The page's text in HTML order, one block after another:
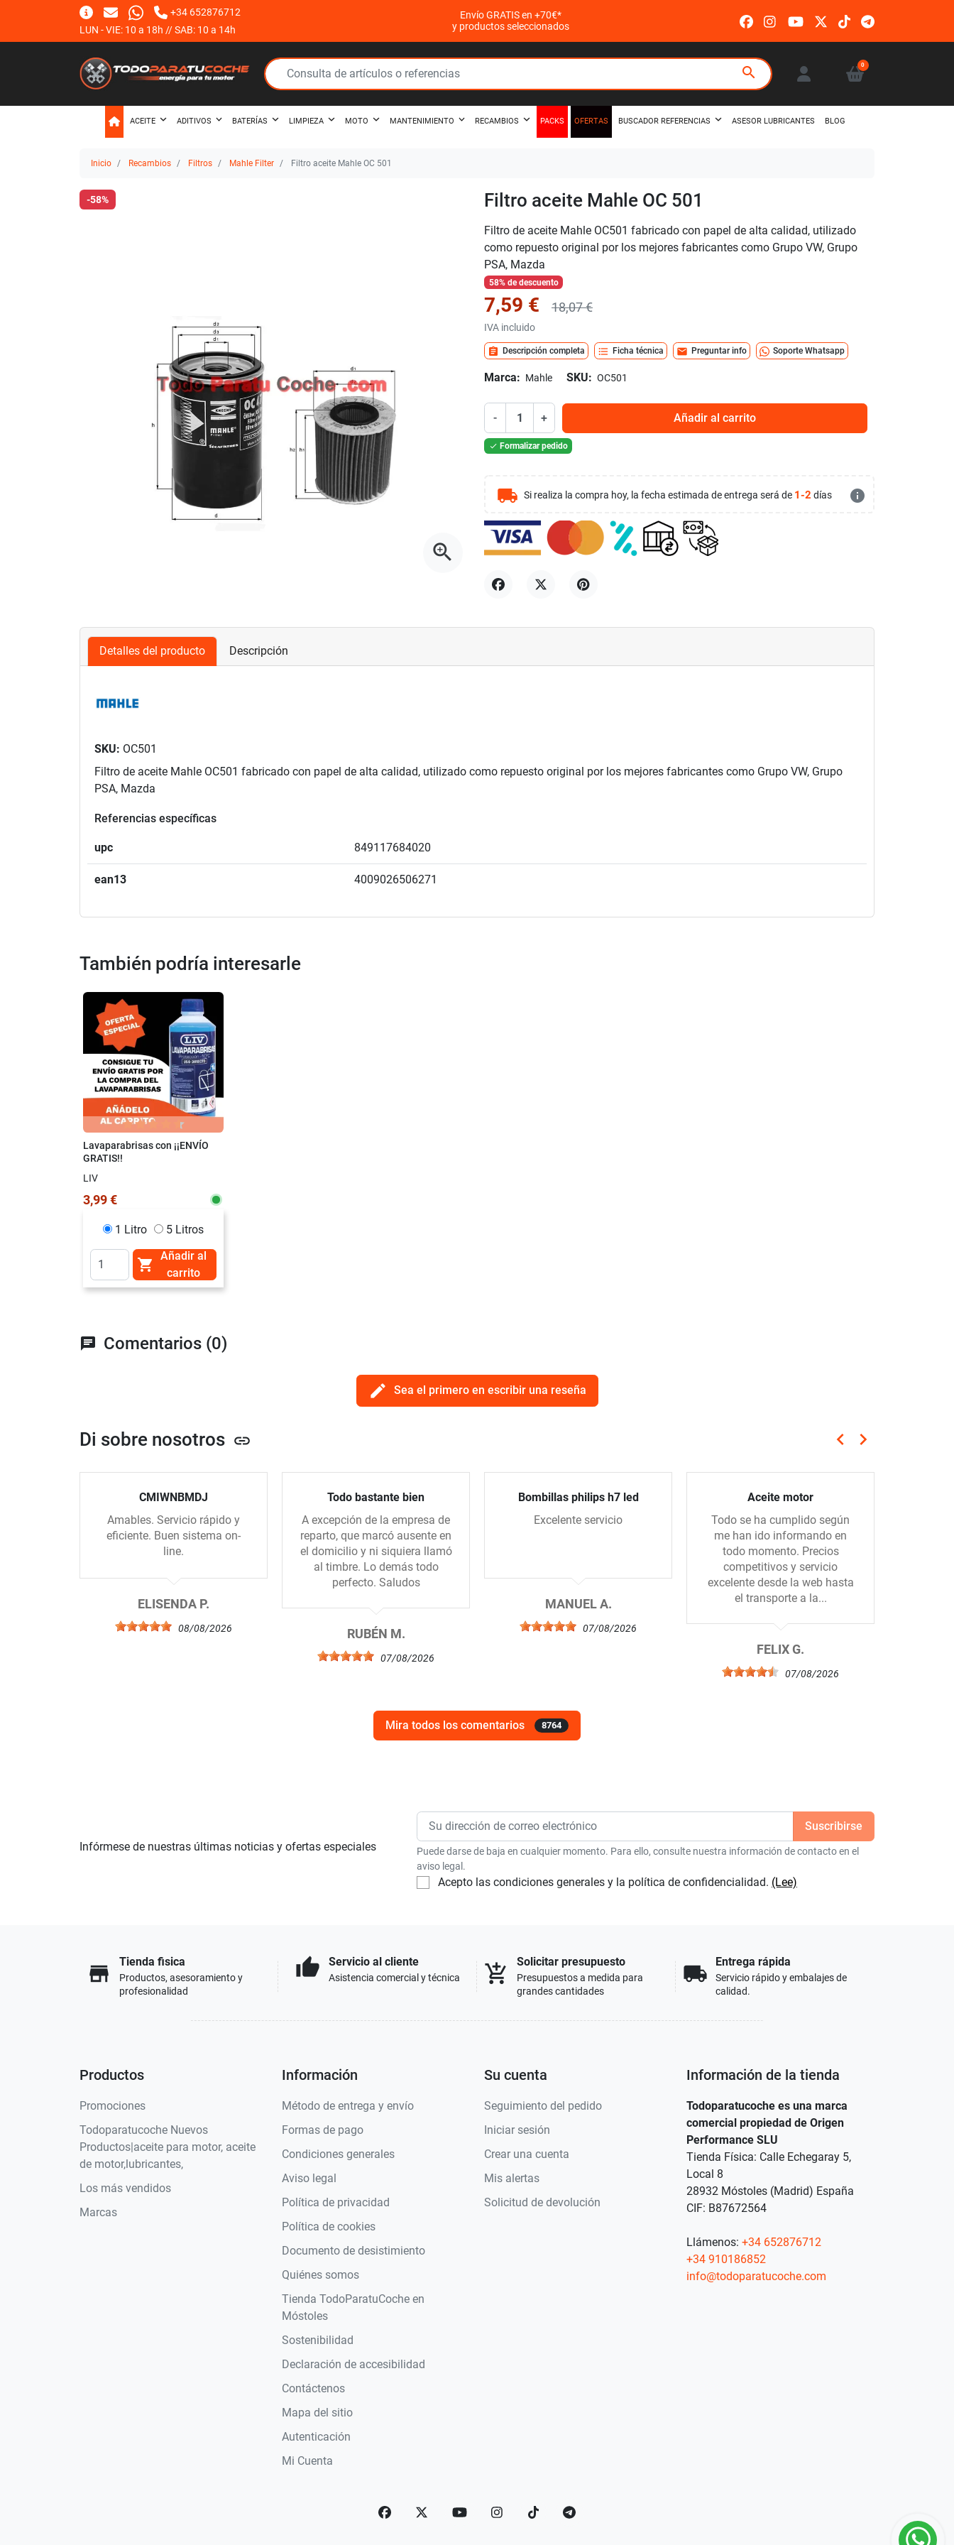
+34 652876712
LUN - VIE: 10 a 18h // SAB: 10 a 14h
Envío GRATIS en +70€*
y productos seleccionados
search 0
ACEITE ADITIVOS BATERÍAS LIMPIEZA MOTO MANTENIMIENTO RECAMBIOS PACKS OFERTAS BUSCADOR REFERENCIAS ASESOR LUBRICANTES BLOG
Inicio Recambios Filtros Mahle Filter Filtro aceite Mahle OC 501
-58%
zoom_in
Filtro aceite Mahle OC 501
Filtro de aceite Mahle OC501 fabricado con papel de alta calidad, utilizado
como repuesto original por los mejores fabricantes como Grupo VW, Grupo
PSA, Mazda
58% de descuento
7,59 € 18,07 €
IVA incluido
assignment Descripción completa format_list_bulleted Ficha técnica mail Preguntar info Soporte Whatsapp
Marca: Mahle SKU: OC501
- + Añadir al carrito
 Formalizar pedido
local_shipping Si realiza la compra hoy, la fecha estimada de entrega será de 1-2 días info
Detalles del producto Descripción
SKU: OC501
Filtro de aceite Mahle OC501 fabricado con papel de alta calidad, utilizado como repuesto original por los mejores fabricantes como Grupo VW, Grupo
PSA, Mazda
Referencias específicas
upc 849117684020
ean13 4009026506271
También podría interesarle
Lavaparabrisas con ¡¡ENVÍO
GRATIS!!
LIV
3,99 €
1 Litro 5 Litros

Añadir al
carrito
chat Comentarios (0)
edit Sea el primero en escribir una reseña
Di sobre nosotros link Anterior
keyboard_arrow_left Siguiente
keyboard_arrow_right
CMIWNBMDJ
Amables. Servicio rápido y
eficiente. Buen sistema on-
line.
ELISENDA P.
08/08/2026
Todo bastante bien
A excepción de la empresa de
reparto, que marcó ausente en
el domicilio y ni siquiera llamó
al timbre. Lo demás todo
perfecto. Saludos
RUBÉN M.
07/08/2026
Bombillas philips h7 led
Excelente servicio
MANUEL A.
07/08/2026
Aceite motor
Todo se ha cumplido según
me han ido informando en
todo momento. Precios
competitivos y servicio
excelente desde la web hasta
el transporte a la...
FELIX G.
07/08/2026
Mira todos los comentarios 8764
Infórmese de nuestras últimas noticias y ofertas especiales
Puede darse de baja en cualquier momento. Para ello, consulte nuestra información de contacto en el
aviso legal.
Acepto las condiciones generales y la política de confidencialidad. (Lee)
store
Tienda fisica
Productos, asesoramiento y
profesionalidad
thumb_up Servicio al cliente
Asistencia comercial y técnica add_shopping_cart
Solicitar presupuesto
Presupuestos a medida para
grandes cantidades
local_shipping
Entrega rápida
Servicio rápido y embalajes de
calidad.
Productos
Promociones
Todoparatucoche Nuevos
Productos|aceite para motor, aceite
de motor,lubricantes,
Los más vendidos
Marcas
Información
Método de entrega y envío
Formas de pago
Condiciones generales
Aviso legal
Política de privacidad
Política de cookies
Documento de desistimiento
Quiénes somos
Tienda TodoParatuCoche en
Móstoles
Sostenibilidad
Declaración de accesibilidad
Contáctenos
Mapa del sitio
Autenticación
Mi Cuenta
Su cuenta
Seguimiento del pedido
Iniciar sesión
Crear una cuenta
Mis alertas
Solicitud de devolución
Información de la tienda
Todoparatucoche es una marca
comercial propiedad de Origen
Performance SLU
Tienda Física: Calle Echegaray 5,
Local 8
28932 Móstoles (Madrid) España
CIF: B87672564
Llámenos: +34 652876712
+34 910186852
info@todoparatucoche.com